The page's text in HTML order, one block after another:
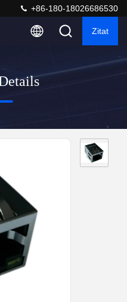
+86-180-18026686530
Zitat